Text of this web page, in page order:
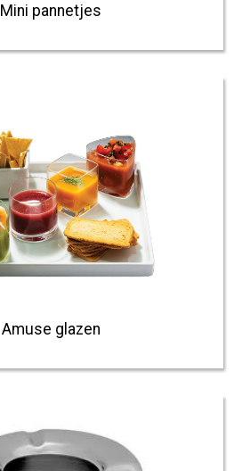
Mini pannetjes
Amuse glazen